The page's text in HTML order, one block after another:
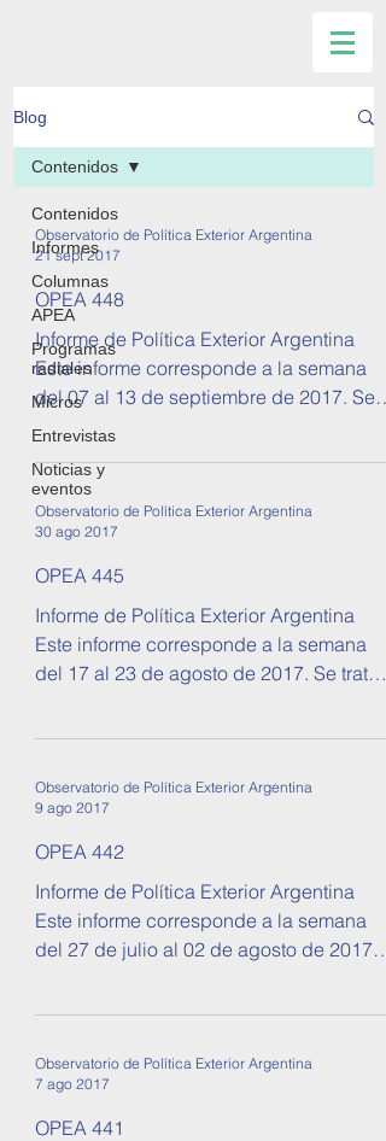
Blog
Contenidos
Informes
Columnas
APEA
Programas
radiales
Micros
Entrevistas
Noticias y
eventos
Contenidos
Observatorio de Política Exterior Argentina
21 sept 2017
OPEA 448
Informe de Política Exterior Argentina
Este informe corresponde a la semana
del 07 al 13 de septiembre de 2017. Se
tratan temas sobre...
Observatorio de Política Exterior Argentina
30 ago 2017
OPEA 445
Informe de Política Exterior Argentina
Este informe corresponde a la semana
del 17 al 23 de agosto de 2017. Se tratan
Observatorio de Política Exterior Argentina
9 ago 2017
OPEA 442
Informe de Política Exterior Argentina
Este informe corresponde a la semana
del 27 de julio al 02 de agosto de 2017.
Observatorio de Política Exterior Argentina
7 ago 2017
OPEA 441